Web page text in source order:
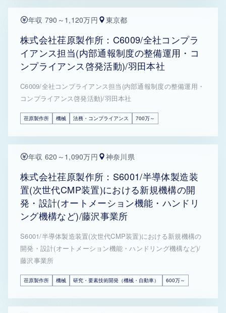
年収 790～1,120万円 東京都
株式会社荏原製作所：C6009/全社コンプラ
イアンス担当(内部通報制度の整備運用・コ
ンプライアンス啓発活動)/羽田本社
C6009/全社コンプライアンス担当(内部通報制度の整備運用・
コンプライアンス啓発活動)/羽田本社
荏原製作所 機械 法務・コンプライアンス 700万～
年収 620～1,090万円 神奈川県
株式会社荏原製作所：S6001/半導体製造装
置(次世代CMP装置)における新規機構の開
発・設計(オートメーション機能・ハンドリ
ング機構など)/藤沢事業所
S6001/半導体製造装置(次世代CMP装置)における新規機構の
開発・設計(オートメーション機能・ハンドリング機構など)/
藤沢事業所
荏原製作所 機械 研究・要素技術開発（機械・自動車） 600万～